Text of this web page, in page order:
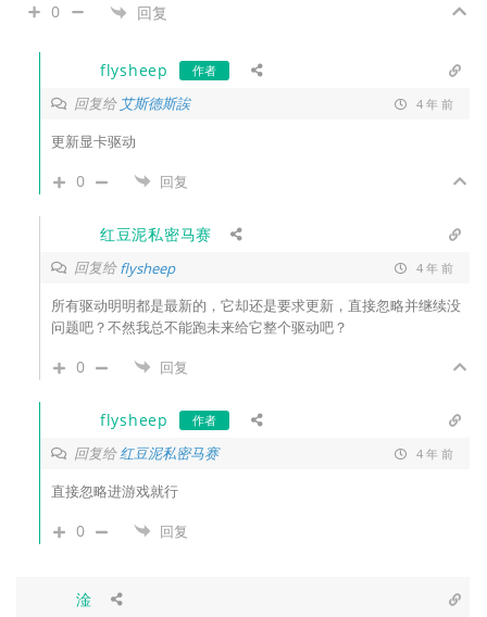
0 回复
flysheep 作者
回复给 艾斯德斯誒 4 年 前
更新显卡驱动
0 回复
红豆泥私密马赛
回复给flysheep 4 年 前
所有驱动明明都是最新的，它却还是要求更新，直接忽略并继续没
问题吧？不然我总不能跑未来给它整个驱动吧？
0 回复
flysheep 作者
回复给红豆泥私密马赛 4 年 前
直接忽略进游戏就行
0 回复
淦